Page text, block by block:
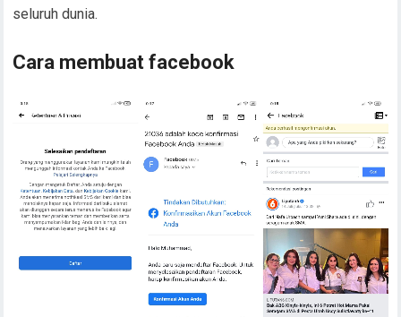
seluruh dunia.
Cara membuat facebook